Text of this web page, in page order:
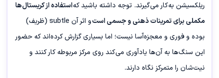
ریلکسیشن به‌کار می‌گیرند. توجه داشته باشید کهاستفاده از کریستال‌ها
مکملی برای تمرینات ذهنی و جسمی است
و اثر آن subtle (ظریف)
بوده و فوری و معجزه‌آسا نیست؛ اما بسیاری گزارش کرده‌اند که حضور
این سنگ‌ها به آن‌ها یادآوری می‌کند روی مرکز مربوطه کار کنند و
نیت‌شان را متمرکز نگاه دارند.